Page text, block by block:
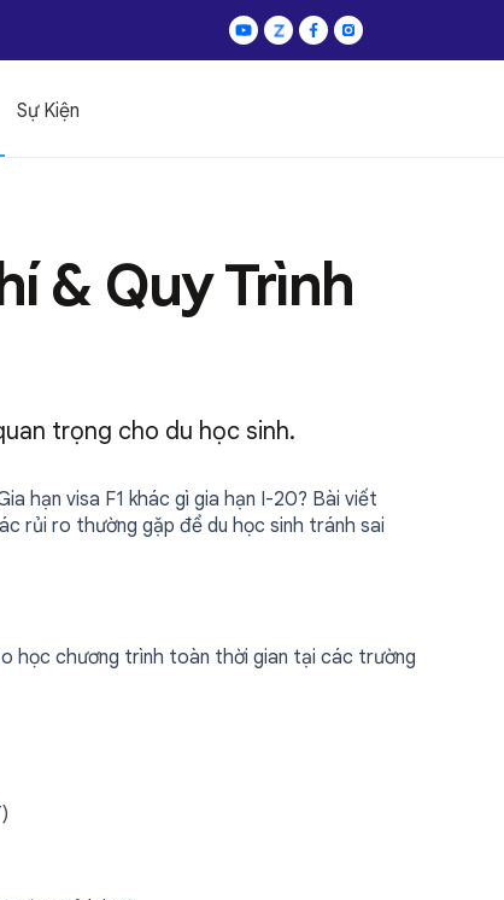
Sự Kiện
& Quy Trình
trọng cho du học sinh.
hạn visa F1 khác gì gia hạn I-20? Bài viết
rủi ro thường gặp để du học sinh tránh sai
học chương trình toàn thời gian tại các trường